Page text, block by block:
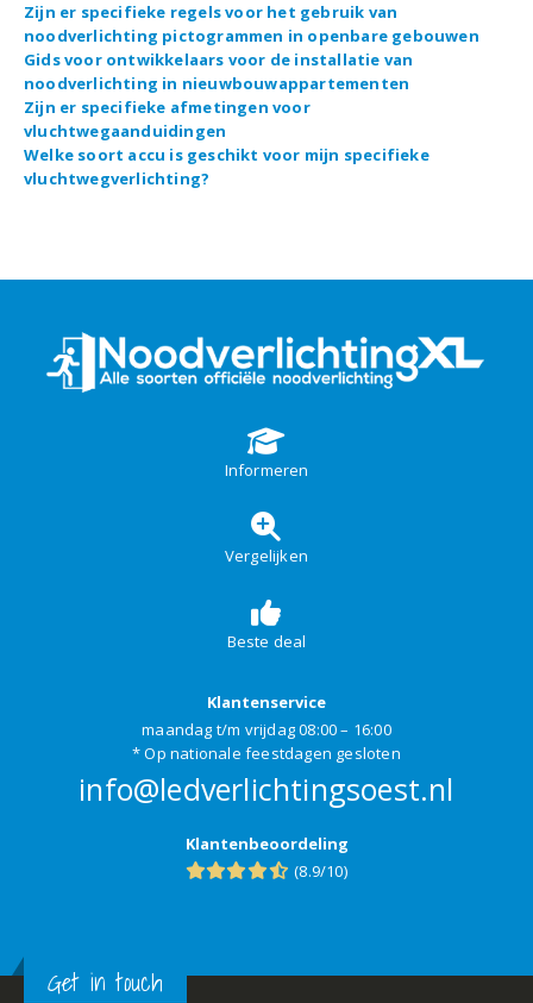
Zijn er specifieke regels voor het gebruik van
noodverlichting pictogrammen in openbare gebouwen
Gids voor ontwikkelaars voor de installatie van
noodverlichting in nieuwbouwappartementen
Zijn er specifieke afmetingen voor
vluchtwegaanduidingen
Welke soort accu is geschikt voor mijn specifieke
vluchtwegverlichting?
Informeren
Vergelijken
Beste deal
Klantenservice
maandag t/m vrijdag 08:00 – 16:00
* Op nationale feestdagen gesloten
info@ledverlichtingsoest.nl
Klantenbeoordeling
(8.9/10)
Get in touch